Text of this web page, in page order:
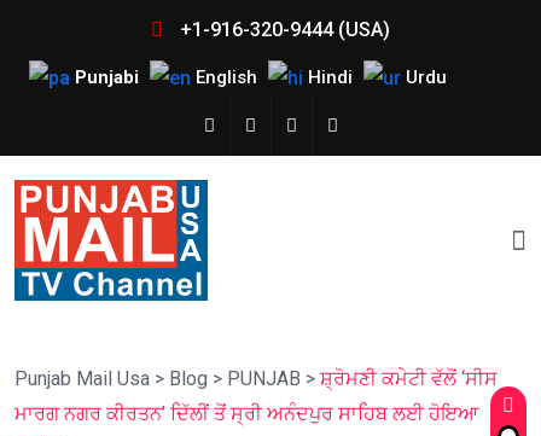
+1-916-320-9444 (USA)
Punjabi English Hindi Urdu
Punjab Mail Usa > Blog > PUNJAB > ਸ਼੍ਰੋਮਣੀ ਕਮੇਟੀ ਵੱਲੋਂ ‘ਸੀਸ
ਮਾਰਗ ਨਗਰ ਕੀਰਤਨ’ ਦਿੱਲੀਂ ਤੋਂ ਸ੍ਰੀ ਅਨੰਦਪੁਰ ਸਾਹਿਬ ਲਈ ਹੋਇਆ